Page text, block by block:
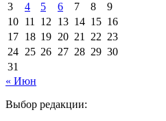
3
4 5 6 7 8
9
10 11 12 13 14 15 16
17 18 19 20 21 22 23
24 25 26 27 28 29 30
31
« Июн
Выбор редакции: